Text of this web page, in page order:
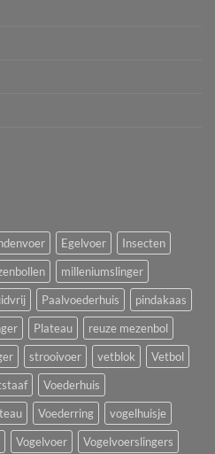
Egelvoer
Insecten
milleniumslinger
Paalvoederhuis
pindakaas
Plateau
reuze mezenbol
strooivoer vetblok
Vetbol
Voederhuis
Voederring
vogelhuisje
Vogelvoer
Vogelvoerslingers